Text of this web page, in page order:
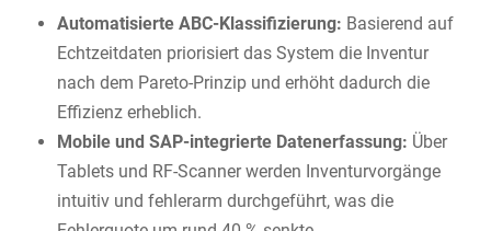
Automatisierte ABC-Klassifizierung: Basierend auf
Echtzeitdaten priorisiert das System die Inventur
nach dem Pareto-Prinzip und erhöht dadurch die
Effizienz erheblich.
Mobile und SAP-integrierte Datenerfassung: Über
Tablets und RF-Scanner werden Inventurvorgänge
intuitiv und fehlerarm durchgeführt, was die